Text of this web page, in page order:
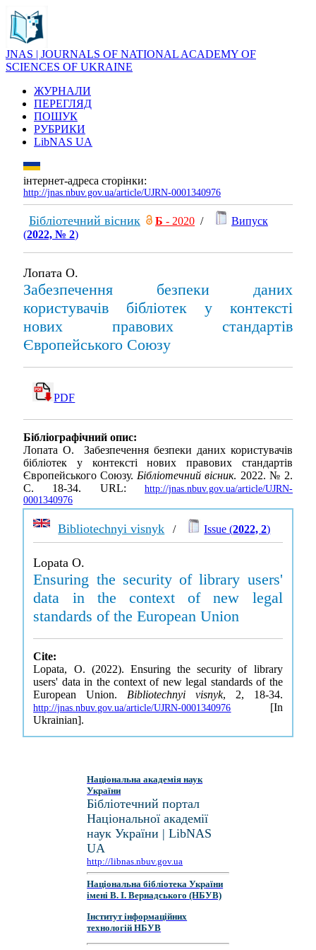
JNAS | JOURNALS OF NATIONAL ACADEMY OF
SCIENCES OF UKRAINE
ЖУРНАЛИ
ПЕРЕГЛЯД
ПОШУК
РУБРИКИ
LibNAS UA
інтернет-адреса сторінки:
http://jnas.nbuv.gov.ua/article/UJRN-0001340976
Бібліотечний вісник Б - 2020 /
Випуск
(2022, № 2)
Лопата О.
Забезпечення безпеки даних
користувачів бібліотек у контексті
нових правових стандартів
Європейського Союзу
PDF
Бібліографічний опис:
Лопата О. Забезпечення безпеки даних користувачів
бібліотек у контексті нових правових стандартів
Європейського Союзу.Бібліотечний вісник. 2022. № 2.
С. 18-34. URL: http://jnas.nbuv.gov.ua/article/UJRN-
0001340976
Bibliotechnyi visnyk / Issue (2022, 2)
Lopata O.
Ensuring the security of library users'
data in the context of new legal
standards of the European Union
Cite:
Lopata, O. (2022). Ensuring the security of library
users' data in the context of new legal standards of the
European Union. Bibliotechnyi visnyk, 2, 18-34.
http://jnas.nbuv.gov.ua/article/UJRN-0001340976 [In
Ukrainian].
Національна академія наук
України
Бібліотечний портал
Національної академії
наук України | LibNAS
UA
http://libnas.nbuv.gov.ua
Національна бібліотека України
імені В. І. Вернадського (НБУВ)
Інститут інформаційних
технологій НБУВ